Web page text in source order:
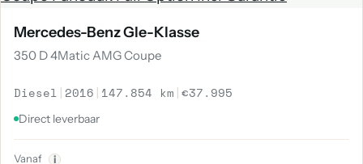
Mercedes-Benz Gle-Klasse
350 D 4Matic AMG Coupe
Diesel | 2016 | 147.854 km |€37.995
Direct leverbaar
Vanaf i